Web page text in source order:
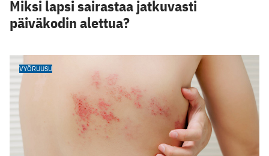
Miksi lapsi sairastaa jatkuvasti
päiväkodin alettua?
VYÖRUUSU